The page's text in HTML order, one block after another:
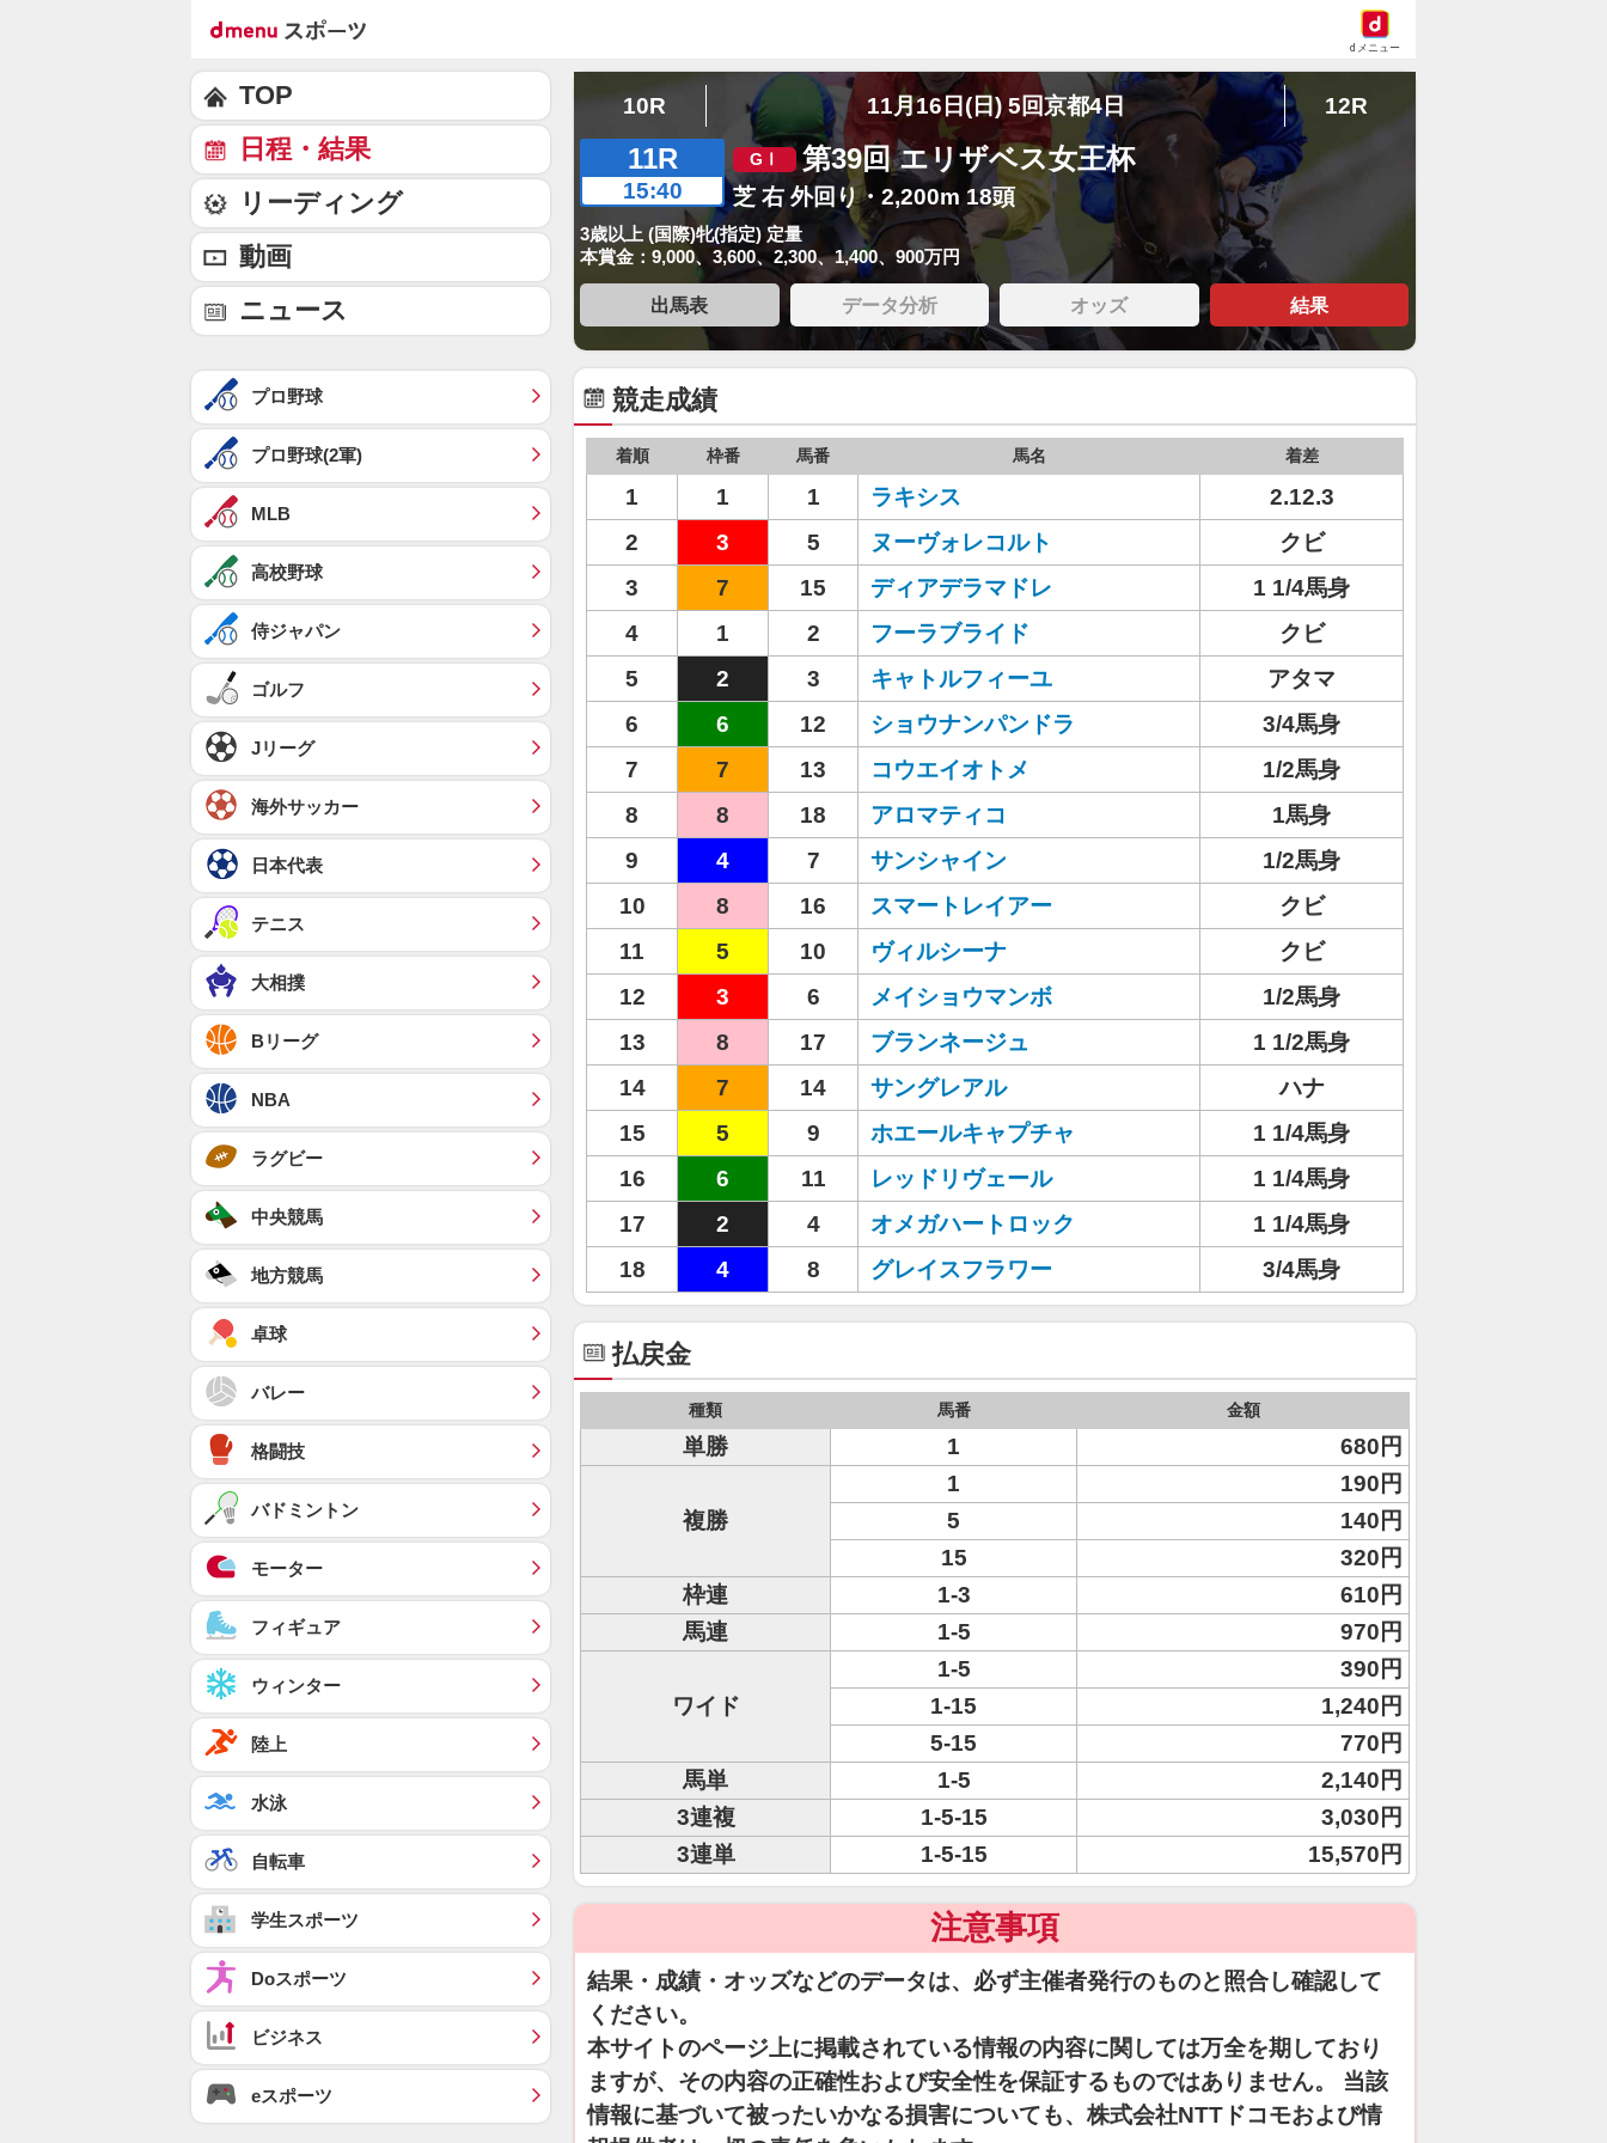
dメニュー
10R 11月16日(日) 5回京都4日 12R
11R
15:40
第39回 エリザベス女王杯
芝 右 外回り・2,200m 18頭
3歳以上 (国際)牝(指定) 定量
本賞金：9,000、3,600、2,300、1,400、900万円
出馬表 データ分析 オッズ 結果
競走成績
着順 枠番 馬番 馬名 着差
1 1 1 ラキシス
2.12.3
2
3 5 ヌーヴォレコルト
クビ
3
7 15 ディアデラマドレ
1 1/4馬身
4
1 2 フーラブライド
クビ
5
2 3 キャトルフィーユ
アタマ
6
6 12 ショウナンパンドラ
3/4馬身
7
7 13 コウエイオトメ
1/2馬身
8
8 18 アロマティコ
1馬身
9
4 7 サンシャイン
1/2馬身
10
8 16 スマートレイアー
クビ
11
5 10 ヴィルシーナ
クビ
12
3 6 メイショウマンボ
1/2馬身
13
8 17 ブランネージュ
1 1/2馬身
14
7 14 サングレアル
ハナ
15
5 9 ホエールキャプチャ
1 1/4馬身
16
6 11 レッドリヴェール
1 1/4馬身
17
2 4 オメガハートロック
1 1/4馬身
18
4 8 グレイスフラワー 3/4馬身
払戻金
種類 馬番 金額
単勝 1 680円
複勝
1
190円
5
140円
15
320円
枠連
1-3
610円
馬連
1-5 970円
ワイド
1-5
390円
1-15
1,240円
5-15
770円
馬単
1-5
2,140円
3連複
1-5-15
3,030円
3連単
1-5-15 15,570円
注意事項
結果・成績・オッズなどのデータは、必ず主催者発行のものと照合し確認して
ください。
本サイトのページ上に掲載されている情報の内容に関しては万全を期しており
ますが、その内容の正確性および安全性を保証するものではありません。 当該
情報に基づいて被ったいかなる損害についても、株式会社NTTドコモおよび情
TOP
日程・結果
リーディング
動画
ニュース
プロ野球
プロ野球(2軍)
MLB
高校野球
侍ジャパン
ゴルフ
Jリーグ
海外サッカー
日本代表
テニス
大相撲
Bリーグ
NBA
ラグビー
中央競馬
地方競馬
卓球
バレー
格闘技
バドミントン
モーター
フィギュア
ウィンター
陸上
水泳
自転車
学生スポーツ
Doスポーツ
ビジネス
eスポーツ